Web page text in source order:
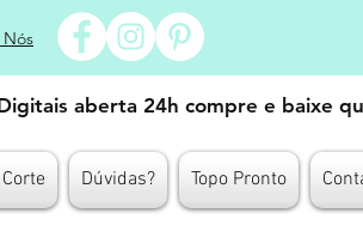
aberta 24h compre e baixe
Dúvidas? Topo Pronto